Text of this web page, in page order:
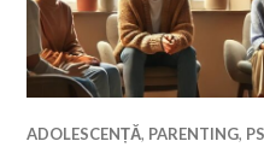
ADOLESCENȚĂ, PARENTING,